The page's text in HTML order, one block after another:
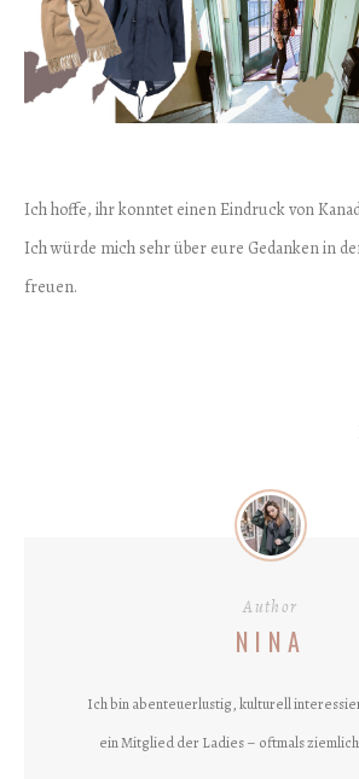
Ich hoffe, ihr konntet einen Eindruck von
Ich würde mich sehr über eure Gedanken in
freuen.
Author
NINA
Ich bin abenteuerlustig, kulturell
ein Mitglied der Ladies – oftmals